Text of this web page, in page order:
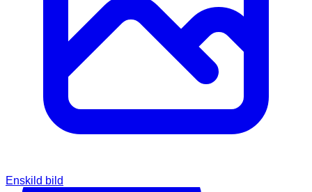
Enskild bild